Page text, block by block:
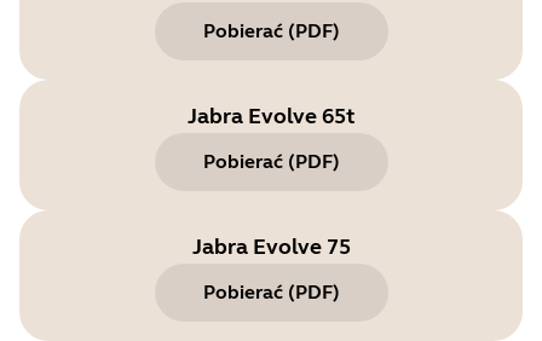
Pobierać (PDF)
Jabra Evolve 65t
Pobierać (PDF)
Jabra Evolve 75
Pobierać (PDF)